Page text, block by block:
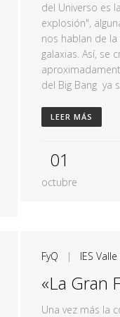
del Universo es
explosión",
nos hablan de
galaxias. Así, se
del Big Bang ya
LEER MÁS
01
octubre
FyQ | IES
«La Gran
Una vez más la